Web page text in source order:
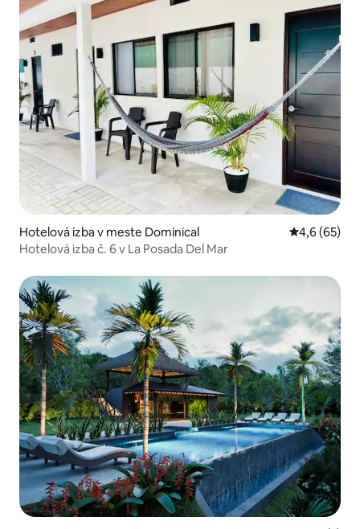
Hotelová izba v meste Dominical Priemerné
4,6 (65)
Hotelová izba č. 6 v La Posada Del Mar